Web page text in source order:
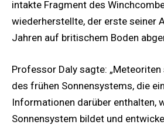
intakte Fragment des
wiederherstellte, der erste seiner
Jahren auf britischem Boden
Professor Daly sagte:
des frühen Sonnensystems, die
Informationen darüber enthalten,
Sonnensystem bildet und